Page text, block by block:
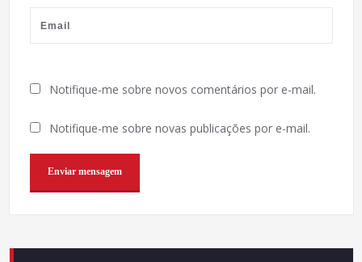
Notifique-me sobre novos comentários por e-mail.
Notifique-me sobre novas publicações por e-mail.